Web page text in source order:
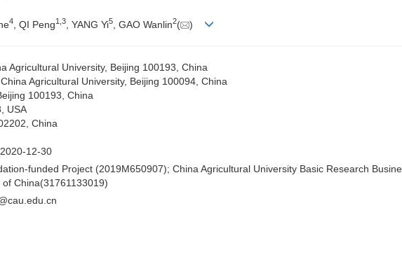
4 , QI Peng1, 3 , YANG Yi5 , GAO Wanlin2( )
Agricultural University, Beijing 100193, China
Agricultural University, Beijing 100094, China
100193, China
USA
China
2020-12-30
funded Project (2019M650907); China Agricultural University Basic Research
China(31761133019)